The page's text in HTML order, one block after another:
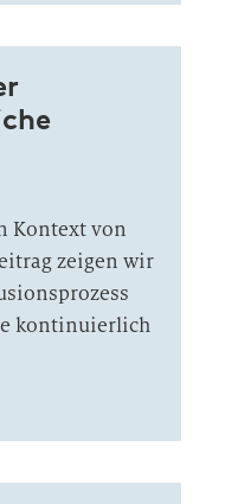
Kontext von
zeigen wir
kontinuierlich